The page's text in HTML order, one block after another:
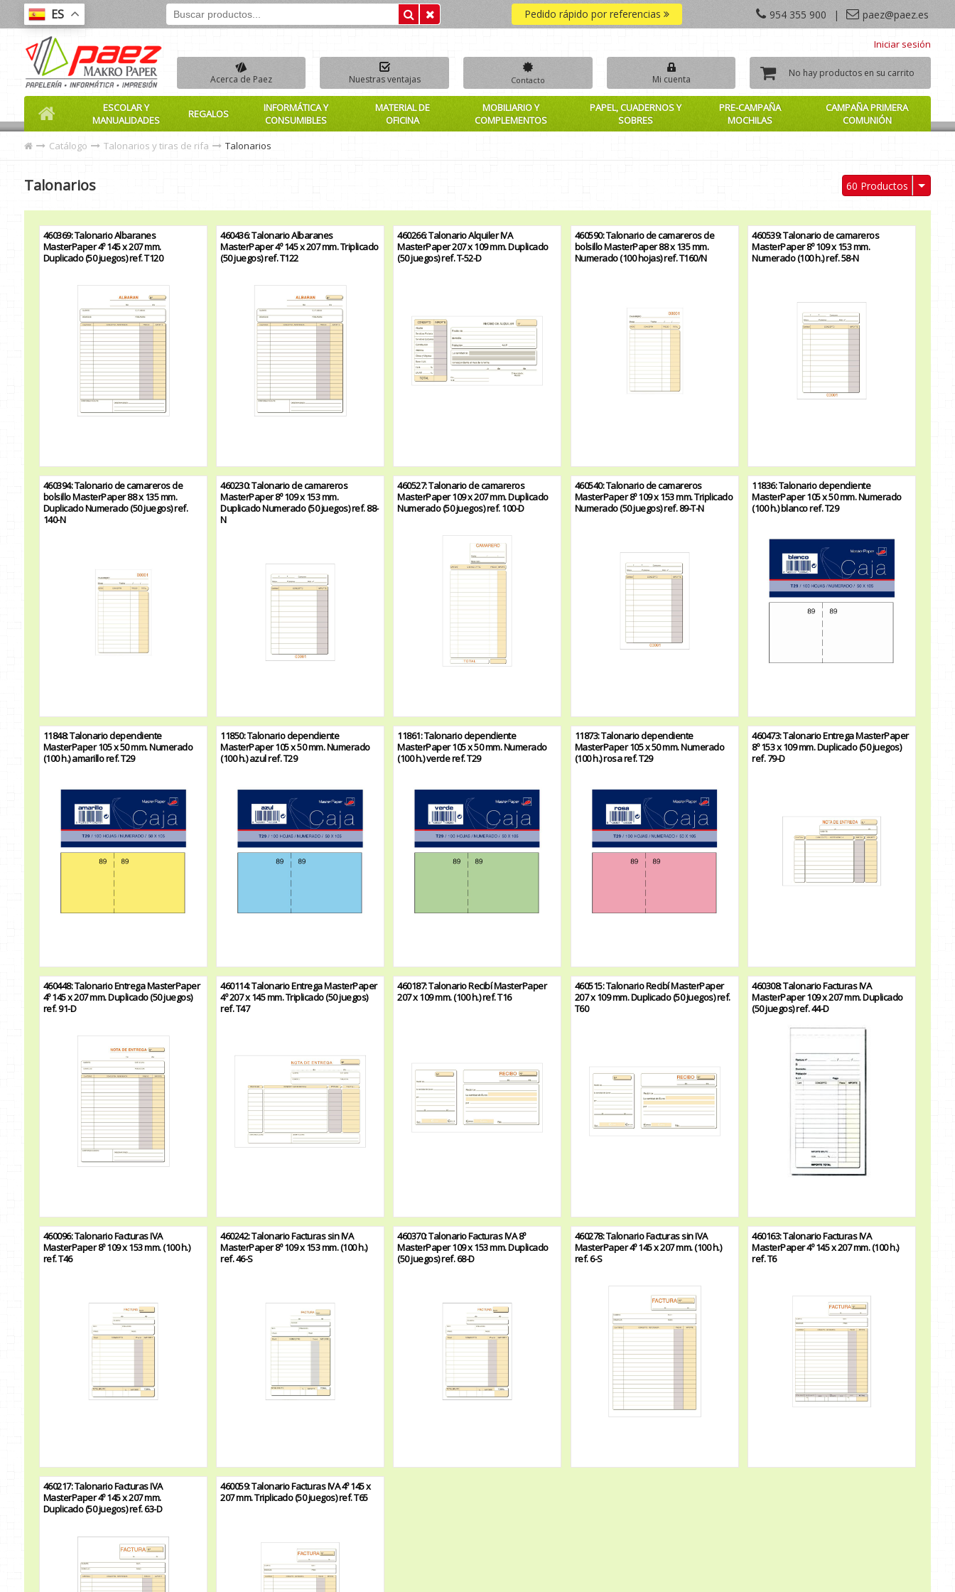
ES 954 355 900 | paez@paez.es
Pedido rápido por referencias
Iniciar sesión
Acerca de Paez Nuestras ventajas Contacto Mi cuenta
No hay productos en su carrito
ESCOLAR Y
MANUALIDADES
REGALOS
INFORMÁTICA Y
CONSUMIBLES
MATERIAL DE
OFICINA
MOBILIARIO Y
COMPLEMENTOS
PAPEL, CUADERNOS Y
SOBRES
PRE-CAMPAÑA
MOCHILAS
CAMPAÑA PRIMERA
COMUNIÓN
Catálogo
Talonarios y tiras de rifa Talonarios
Talonarios 60 Productos
460369: Talonario Albaranes
MasterPaper 4º 145 x 207 mm.
Duplicado (50 juegos) ref. T120
460436: Talonario Albaranes
MasterPaper 4º 145 x 207 mm. Triplicado
(50 juegos) ref. T122
460266: Talonario Alquiler IVA
MasterPaper 207 x 109 mm. Duplicado
(50 juegos) ref. T-52-D
460590: Talonario de camareros de
bolsillo MasterPaper 88 x 135 mm.
Numerado (100 hojas) ref. T160/N
460539: Talonario de camareros
MasterPaper 8º 109 x 153 mm.
Numerado (100 h.) ref. 58-N
460394: Talonario de camareros de
bolsillo MasterPaper 88 x 135 mm.
Duplicado Numerado (50 juegos) ref.
140-N
460230: Talonario de camareros
MasterPaper 8º 109 x 153 mm.
Duplicado Numerado (50 juegos) ref. 88-
N
460527: Talonario de camareros
MasterPaper 109 x 207 mm. Duplicado
Numerado (50 juegos) ref. 100-D
460540: Talonario de camareros
MasterPaper 8º 109 x 153 mm. Triplicado
Numerado (50 juegos) ref. 89-T-N
11836: Talonario dependiente
MasterPaper 105 x 50 mm. Numerado
(100 h.) blanco ref. T29
11848: Talonario dependiente
MasterPaper 105 x 50 mm. Numerado
(100 h.) amarillo ref. T29
11850: Talonario dependiente
MasterPaper 105 x 50 mm. Numerado
(100 h.) azul ref. T29
11861: Talonario dependiente
MasterPaper 105 x 50 mm. Numerado
(100 h.) verde ref. T29
11873: Talonario dependiente
MasterPaper 105 x 50 mm. Numerado
(100 h.) rosa ref. T29
460473: Talonario Entrega MasterPaper
8º 153 x 109 mm. Duplicado (50 juegos)
ref. 79-D
460448: Talonario Entrega MasterPaper
4º 145 x 207 mm. Duplicado (50 juegos)
ref. 91-D
460114: Talonario Entrega MasterPaper
4º 207 x 145 mm. Triplicado (50 juegos)
ref. T47
460187: Talonario Recibí MasterPaper
207 x 109 mm. (100 h.) ref. T16
460515: Talonario Recibí MasterPaper
207 x 109 mm. Duplicado (50 juegos) ref.
T60
460308: Talonario Facturas IVA
MasterPaper 109 x 207 mm. Duplicado
(50 juegos) ref. 44-D
460096: Talonario Facturas IVA
MasterPaper 8º 109 x 153 mm. (100 h.)
ref. T46
460242: Talonario Facturas sin IVA
MasterPaper 8º 109 x 153 mm. (100 h.)
ref. 46-S
460370: Talonario Facturas IVA 8º
MasterPaper 109 x 153 mm. Duplicado
(50 juegos) ref. 68-D
460278: Talonario Facturas sin IVA
MasterPaper 4º 145 x 207 mm. (100 h.)
ref. 6-S
460163: Talonario Facturas IVA
MasterPaper 4º 145 x 207 mm. (100 h.)
ref. T6
460217: Talonario Facturas IVA
MasterPaper 4º 145 x 207 mm.
Duplicado (50 juegos) ref. 63-D
460059: Talonario Facturas IVA 4º 145 x
207 mm. Triplicado (50 juegos) ref. T65